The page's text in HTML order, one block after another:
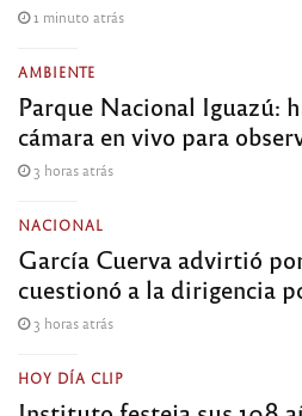
1 minuto atrás
AMBIENTE
Parque Nacional Iguazú:
cámara en vivo para
3 horas atrás
NACIONAL
García Cuerva advirtió
cuestionó a la dirigencia
3 horas atrás
HOY DÍA CLIP